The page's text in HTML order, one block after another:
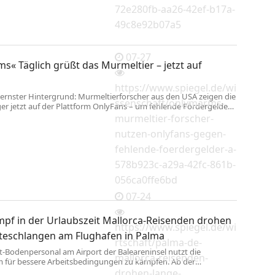
72e280fb-aa26-42ef-b17a-
49c8e92b07a5
Täglich grüßt das Murmeltier – jetzt auf
Hintergrund: Murmeltierforscher aus den USA zeigen die
jetzt auf der Plattform OnlyFans – um fehlende Fördergelder
07-27
https://www.spiegel.de/wi
ssenschaft/onlymarms-
murmeltier-forscher-
nutzen-onlyfans-gegen-
fehlende-foerdergelder-a-
578b923c-a29a-42fc-861b-
056ca0ffe6bd
in der Urlaubszeit Mallorca-Reisenden drohen
am Flughafen in Palma
Bodenpersonal am Airport der Baleareninsel nutzt die
für bessere Arbeitsbedingungen zu kämpfen. Ab der
könnte es auf Mallorca zu Teilstreiks kommen.
07-24
https://www.spiegel.de/wi
rtschaft/palma-de-
mallorca-reisenden-